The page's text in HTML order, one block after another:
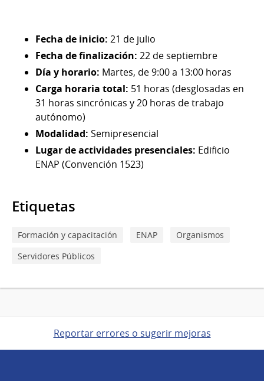
Fecha de inicio: 21 de julio
Fecha de finalización: 22 de septiembre
Día y horario: Martes, de 9:00 a 13:00 horas
Carga horaria total: 51 horas (desglosadas en
31 horas sincrónicas y 20 horas de trabajo
autónomo)
Modalidad: Semipresencial
Lugar de actividades presenciales: Edificio
ENAP (Convención 1523)
Etiquetas
Formación y capacitación ENAP
Organismos
Servidores Públicos
Reportar errores o sugerir mejoras